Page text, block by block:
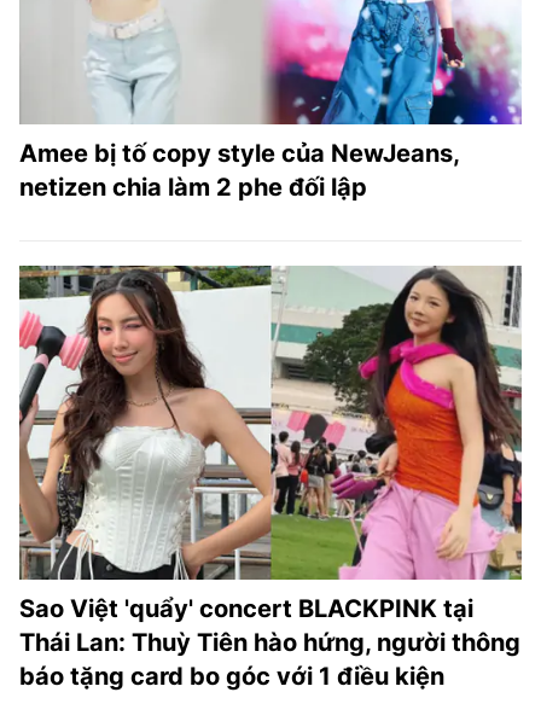
Amee bị tố copy style của NewJeans,
netizen chia làm 2 phe đối lập
Sao Việt 'quẩy' concert BLACKPINK tại
Thái Lan: Thuỳ Tiên hào hứng, người thông
báo tặng card bo góc với 1 điều kiện